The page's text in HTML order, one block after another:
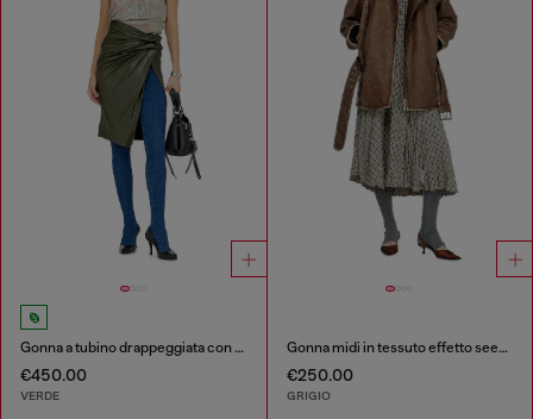
Gonna a tubino drappeggiata con spacco
€450.00
VERDE
Gonna midi in tessuto effetto seersucker a quadri
€250.00
GRIGIO